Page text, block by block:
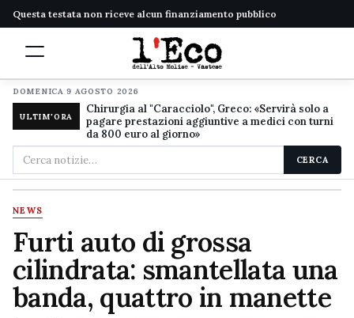
Questa testata non riceve alcun finanziamento pubblico
DOMENICA 9 AGOSTO 2026
ULTIM'ORA
Chirurgia al "Caracciolo", Greco: «Servirà solo a
pagare prestazioni aggiuntive a medici con turni
da 800 euro al giorno»
Cerca
nel
sito
CERCA
NEWS
Furti auto di grossa
cilindrata: smantellata una
banda, quattro in manette